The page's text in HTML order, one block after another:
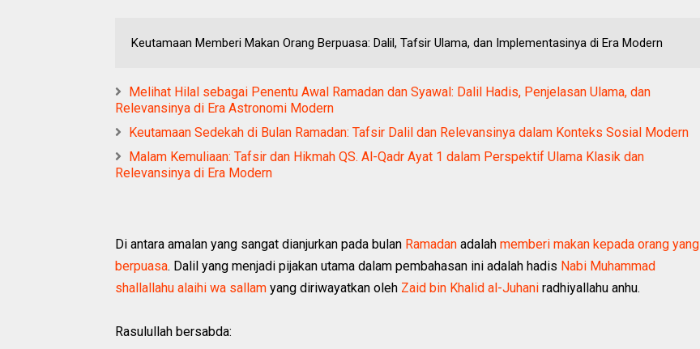
Keutamaan Memberi Makan Orang Berpuasa: Dalil, Tafsir Ulama, dan Implementasinya di Era Modern
Melihat Hilal sebagai Penentu Awal Ramadan dan Syawal: Dalil Hadis, Penjelasan Ulama, dan
Relevansinya di Era Astronomi Modern
Keutamaan Sedekah di Bulan Ramadan: Tafsir Dalil dan Relevansinya dalam Konteks Sosial Modern
Malam Kemuliaan: Tafsir dan Hikmah QS. Al-Qadr Ayat 1 dalam Perspektif Ulama Klasik dan
Relevansinya di Era Modern
Di antara amalan yang sangat dianjurkan pada bulan Ramadan adalah memberi makan kepada orang yang
berpuasa. Dalil yang menjadi pijakan utama dalam pembahasan ini adalah hadis Nabi Muhammad
shallallahu alaihi wa sallam yang diriwayatkan oleh Zaid bin Khalid al-Juhani radhiyallahu anhu.
Rasulullah bersabda: